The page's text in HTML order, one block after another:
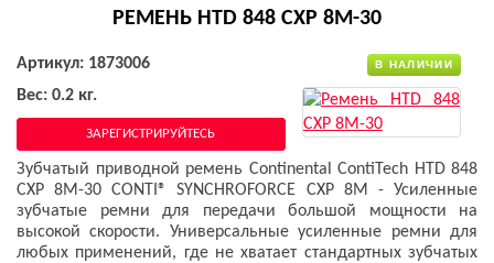
РЕМЕНЬ HTD 848 CXP 8М-30
В НАЛИЧИИ
Артикул: 1873006
Вес: 0.2 кг.
ЗАРЕГИСТРИРУЙТЕСЬ
Зубчатый приводной ремень Continental ContiTech HTD 848
CXP 8M-30 CONTI® SYNCHROFORCE CXP 8M - Усиленные
зубчатые ремни для передачи большой мощности на
высокой скорости. Универсальные усиленные ремни для
любых применений, где не хватает стандартных зубчатых